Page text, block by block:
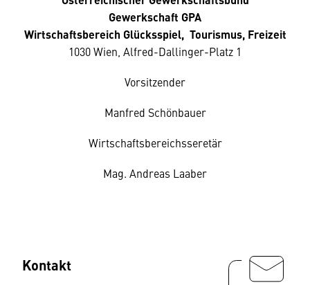
Gewerkschaft GPA
Wirtschaftsbereich Glücksspiel, Tourismus, Freizeit
1030 Wien, Alfred-Dallinger-Platz 1
Vorsitzender
Manfred Schönbauer
Wirtschaftsbereichsseretär
Mag. Andreas Laaber
Kontakt